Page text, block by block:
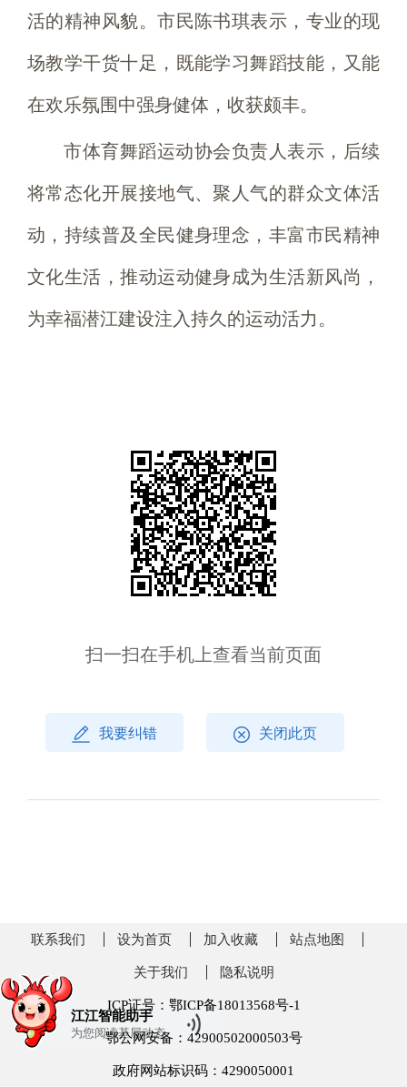
江江智能助手
为您阅读基层动态
活的精神风貌。市民陈书琪表示，专业的现
场教学干货十足，既能学习舞蹈技能，又能
在欢乐氛围中强身健体，收获颇丰。
市体育舞蹈运动协会负责人表示，后续
将常态化开展接地气、聚人气的群众文体活
动，持续普及全民健身理念，丰富市民精神
文化生活，推动运动健身成为生活新风尚，
为幸福潜江建设注入持久的运动活力。
扫一扫在手机上查看当前页面
我要纠错 关闭此页
联系我们 设为首页 加入收藏 站点地图
关于我们 隐私说明
ICP证号：鄂ICP备18013568号-1
鄂公网安备：42900502000503号
政府网站标识码：4290050001